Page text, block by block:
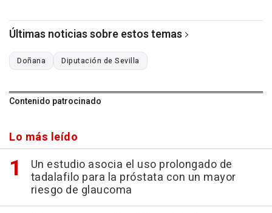
Últimas noticias sobre estos temas
Doñana Diputación de Sevilla
Contenido patrocinado
Lo más leído
Un estudio asocia el uso prolongado de
tadalafilo para la próstata con un mayor
riesgo de glaucoma